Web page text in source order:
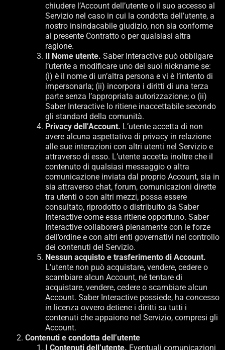
chiudere l’Account dell’utente o il suo accesso al
Servizio nel caso in cui la condotta dell’utente, a
nostro insindacabile giudizio, non sia conforme
al presente Contratto o per qualsiasi altra
ragione.
Il Nome utente. Saber Interactive può obbligare
l’utente a modificare uno dei suoi nickname se:
(i) è il nome di un’altra persona e vi è l’intento di
impersonarla; (ii) incorpora i diritti di una terza
parte senza l’appropriata autorizzazione; o (ii)
Saber Interactive lo ritiene inaccettabile secondo
gli standard della comunità.
Privacy dell’Account. L’utente accetta di non
avere alcuna aspettativa di privacy in relazione
alle sue interazioni con altri utenti nel Servizio e
attraverso di esso. L’utente accetta inoltre che il
contenuto di qualsiasi messaggio o altra
comunicazione inviata dal proprio Account, sia in
sia attraverso chat, forum, comunicazioni dirette
tra utenti o con altri mezzi, possa essere
consultato, riprodotto o distribuito da Saber
Interactive come essa ritiene opportuno. Saber
Interactive collaborerà pienamente con le forze
dell’ordine e con altri enti governativi nel controllo
dei contenuti del Servizio.
Nessun acquisto e trasferimento di Account.
L’utente non può acquistare, vendere, cedere o
scambiare alcun Account, né tentare di
acquistare, vendere, cedere o scambiare alcun
Account. Saber Interactive possiede, ha concesso
in licenza ovvero detiene i diritti su tutti i
contenuti che appaiono nel Servizio, compresi gli
Account.
Contenuti e condotta dell’utente
I Contenuti dell’utente. Eventuali comunicazioni